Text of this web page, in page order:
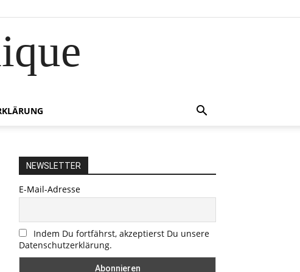
NEWSLETTER
E-Mail-Adresse
Indem Du fortfährst, akzeptierst Du unsere
Datenschutzerklärung.